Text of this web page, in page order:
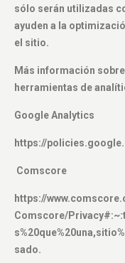
sólo serán utilizadas
ayuden a la
el sitio.
Más información
herramientas de
Google Analytics
https://
Comscore
https://
Comscore/
sado.